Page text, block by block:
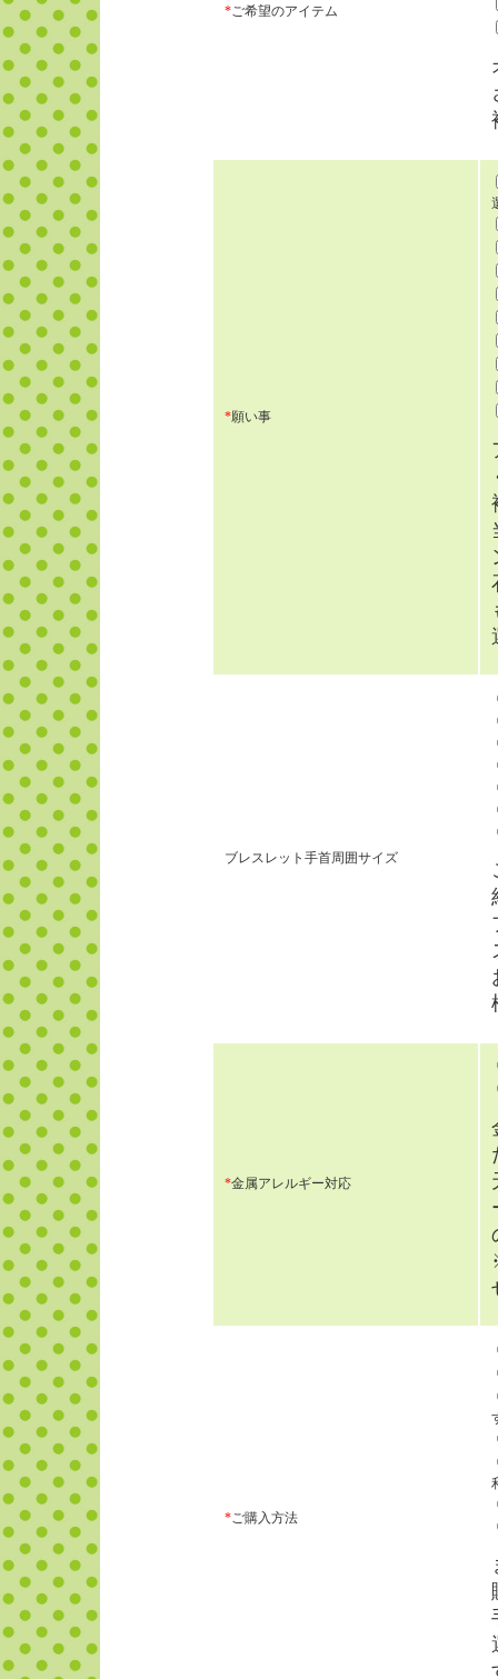
*ご希望のアイテム
*願い事
ブレスレット手首周囲サイズ
*金属アレルギー対応
*ご購入方法